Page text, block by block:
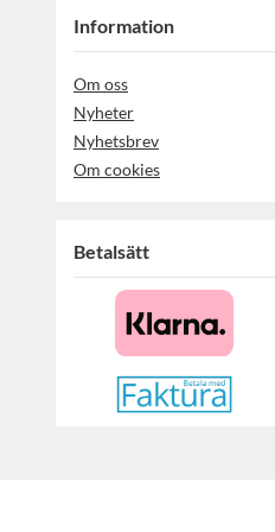
Information
Om oss
Nyheter
Nyhetsbrev
Om cookies
Betalsätt